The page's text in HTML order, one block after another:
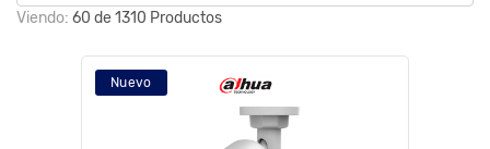
Viendo: 60 de 1310 Productos
Nuevo